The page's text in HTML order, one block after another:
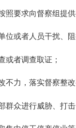
要求向督察组提供
或者人员干扰、阻
者调查取证；
力，落实督察整改
众进行威胁、打击